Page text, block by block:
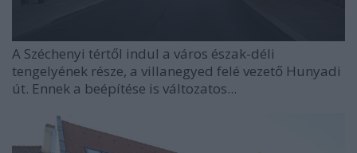
A Széchenyi tértől indul a város észak-déli
tengelyének része, a villanegyed felé vezető Hunyadi
út. Ennek a beépítése is változatos...